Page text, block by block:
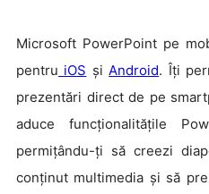
Microsoft PowerPoint pe
pentru iOS șiAndroid. Îți
prezentări direct de pe
aduce funcționalitățile
permițându-ți să creezi
conținut multimedia și să